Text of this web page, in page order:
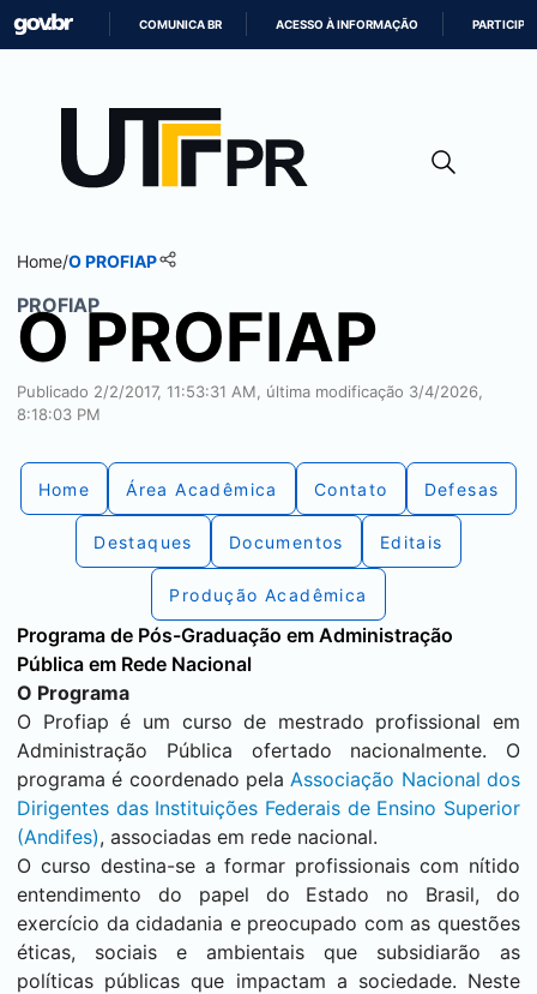
CONTEÚDO
COMUNICA BR ACESSO À INFORMAÇÃO PARTICIPE
Home/O PROFIAP
PROFIAP
O PROFIAP
Publicado 2/2/2017, 11:53:31 AM, última modificação 3/4/2026,
8:18:03 PM
Home Área Acadêmica Contato Defesas
Destaques Documentos Editais
Produção Acadêmica
Programa de Pós-Graduação em Administração
Pública em Rede Nacional
O Programa
O Profiap é um curso de mestrado profissional em
Administração Pública ofertado nacionalmente. O
programa é coordenado pelaAssociação Nacional dos
Dirigentes das Instituições Federais de Ensino Superior
(Andifes), associadas em rede nacional.
O curso destina-se a formar profissionais com nítido
entendimento do papel do Estado no Brasil, do
exercício da cidadania e preocupado com as questões
éticas, sociais e ambientais que subsidiarão as
políticas públicas que impactam a sociedade. Neste